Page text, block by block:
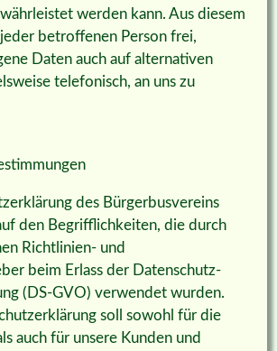
werden kann. Aus diesem
betroffenen Person frei,
Daten auch auf alternativen
telefonisch, an uns zu
des Bürgerbusvereins
den Begrifflichkeiten, die durch
Richtlinien- und
beim Erlass der Datenschutz-
(DS-GVO) verwendet wurden.
soll sowohl für die
auch für unsere Kunden und